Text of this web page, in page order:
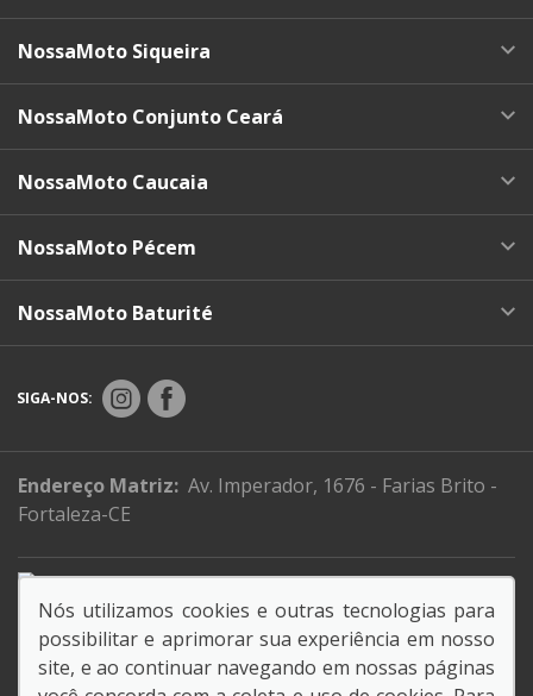
NossaMoto Siqueira
NossaMoto Conjunto Ceará
NossaMoto Caucaia
NossaMoto Pécem
NossaMoto Baturité
SIGA-NOS:
Endereço Matriz: Av. Imperador, 1676 - Farias Brito -
Fortaleza-CE
Juntos salvamos vidas.
Razão social: NOSSAMOTO LTDA.
CNPJ: 03.898.300/0001-28
Nós utilizamos cookies e outras tecnologias para
possibilitar e aprimorar sua experiência em nosso
site, e ao continuar navegando em nossas páginas